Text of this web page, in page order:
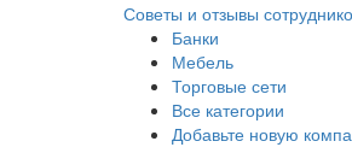
Советы и отзывы
Банки
Мебель
Торговые сети
Все категории
Добавьте новую